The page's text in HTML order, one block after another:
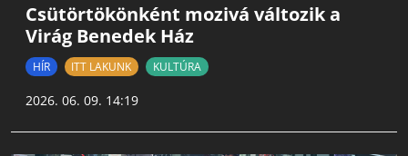
Csütörtökönként mozivá változik a
Virág Benedek Ház
HÍR ITT LAKUNK KULTÚRA
2026. 06. 09. 14:19